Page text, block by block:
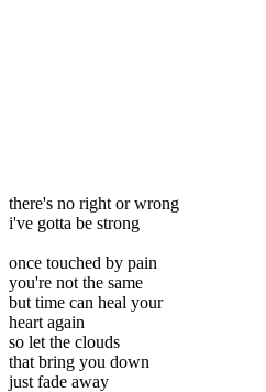
there's no right or wrong
i've gotta be strong
once touched by pain
you're not the same
but time can heal your
heart again
so let the clouds
that bring you down
just fade away